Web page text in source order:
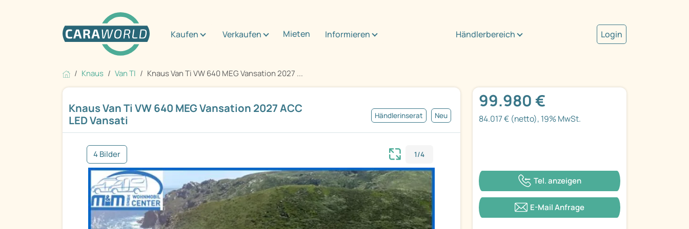
Kaufen Verkaufen Mieten Informieren Händlerbereich Login
Knaus Van TI Knaus Van Ti VW 640 MEG Vansation 2027 ...
Knaus Van Ti VW 640 MEG Vansation 2027 ACC
LED Vansati
Händlerinserat Neu
4 Bilder 1/4
99.980 €
84.017 € (netto), 19% MwSt.
Tel. anzeigen
E-Mail Anfrage